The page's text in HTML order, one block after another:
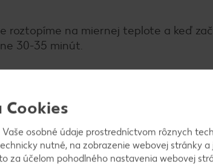
roztopíme na miernej teplote a keď
30-35 minút.
osobné údaje prostredníctvom rôznych
nutné, na zobrazenie webovej stránky
za účelom pohodlného nastavenia webovej